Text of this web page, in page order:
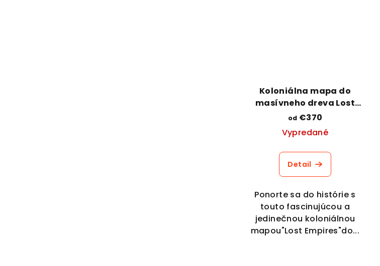
Koloniálna mapa do
masívneho dreva Lost
Empires
od €370
Vypredané
Detail
Ponorte sa do histórie s
touto fascinujúcou a
jedinečnou koloniálnou
mapou"Lost Empires"do...